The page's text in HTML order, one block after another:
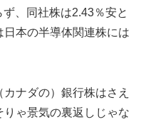
、同社株は2.43％安と
本の半導体関連株には
ナダの）銀行株はさえ
ゃ景気の裏返しじゃな